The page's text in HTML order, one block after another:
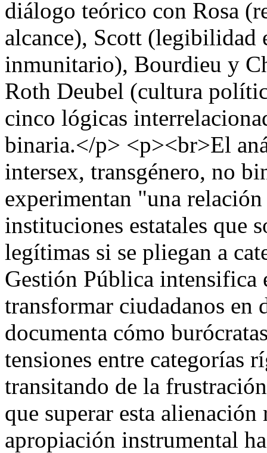
diálogo teórico con Rosa
alcance), Scott (legibilidad
inmunitario), Bourdieu y
Roth Deubel (cultura
cinco lógicas
binaria.</p> <p><br>El
intersex, transgénero, no
experimentan "una
instituciones estatales que
legítimas si se pliegan a
Gestión Pública intensifica
transformar ciudadanos
documenta cómo
tensiones entre categorías
transitando de la
que superar esta
apropiación instrumental